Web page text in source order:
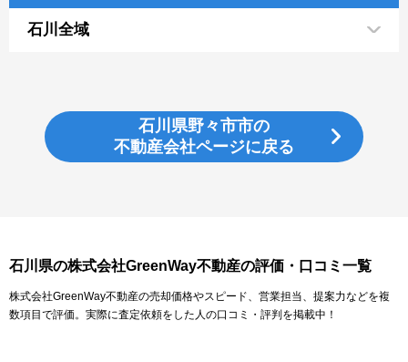
石川全域
石川県野々市市の
不動産会社ページに戻る
石川県の株式会社GreenWay不動産の評価・口コミ一覧
株式会社GreenWay不動産の売却価格やスピード、営業担当、提案力などを複
数項目で評価。実際に査定依頼をした人の口コミ・評判を掲載中！